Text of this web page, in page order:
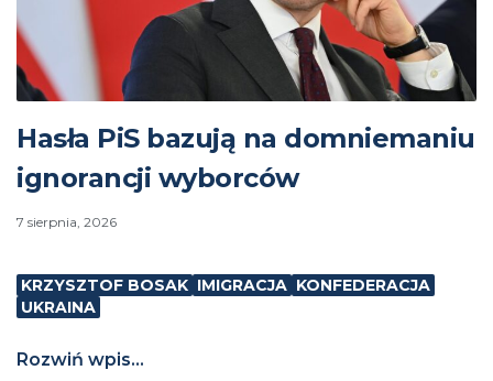
Hasła PiS bazują na domniemaniu
ignorancji wyborców
7 sierpnia, 2026
KRZYSZTOF BOSAK IMIGRACJA KONFEDERACJA
UKRAINA
Rozwiń wpis...